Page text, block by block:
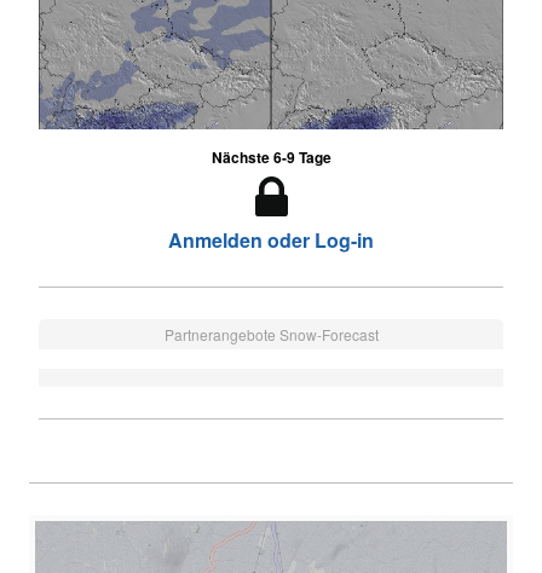
Nächste 6-9 Tage
Anmelden oder Log-in
Partnerangebote Snow-Forecast